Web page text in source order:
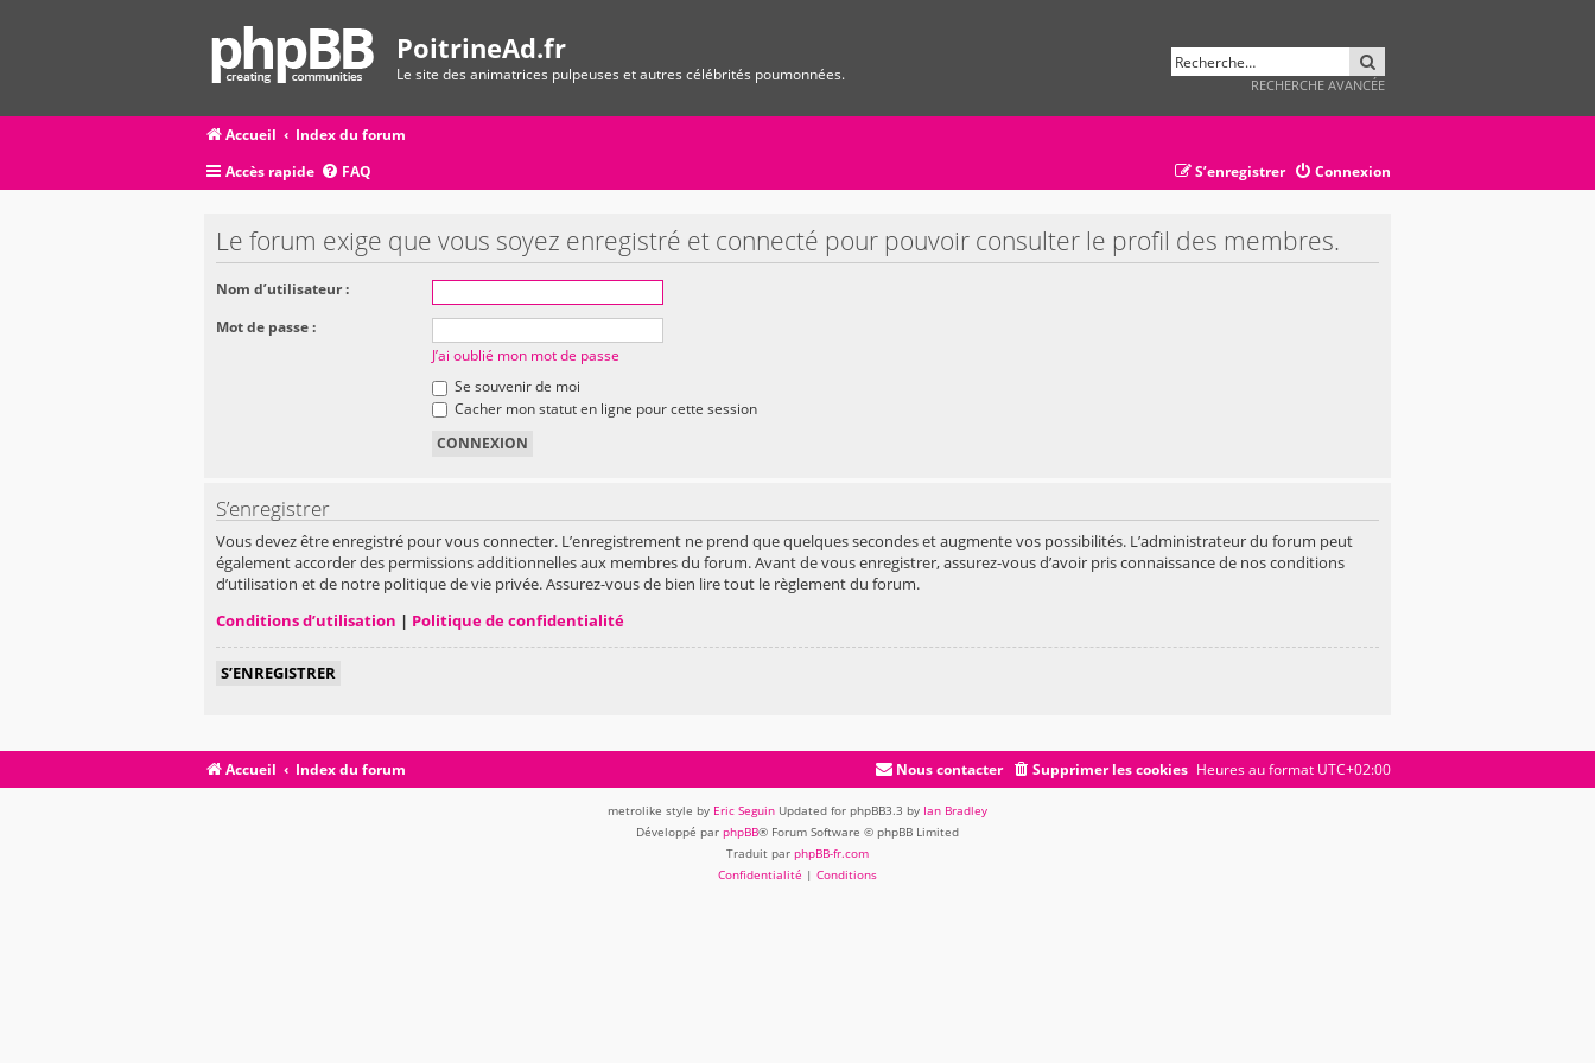
PoitrineAd.fr
Le site des animatrices pulpeuses et autres célébrités poumonnées.
RECHERCHE AVANCÉE
Accueil
Index du forum
Accès rapide
FAQ Connexion
S’enregistrer
Le forum exige que vous soyez enregistré et connecté pour pouvoir consulter le profil des membres.
Nom d’utilisateur :
Mot de passe :
J’ai oublié mon mot de passe
Se souvenir de moi
Cacher mon statut en ligne pour cette session
S’enregistrer
Vous devez être enregistré pour vous connecter. L’enregistrement ne prend que quelques secondes et augmente vos possibilités. L’administrateur du forum peut
également accorder des permissions additionnelles aux membres du forum. Avant de vous enregistrer, assurez-vous d’avoir pris connaissance de nos conditions
d’utilisation et de notre politique de vie privée. Assurez-vous de bien lire tout le règlement du forum.
Conditions d’utilisation | Politique de confidentialité
S’ENREGISTRER
Accueil Index du forum Heures au format UTC+02:00
Supprimer les cookies
Nous contacter
metrolike style by Eric Seguin Updated for phpBB3.3 by Ian Bradley
Développé par phpBB® Forum Software © phpBB Limited
Traduit par phpBB-fr.com
Confidentialité | Conditions